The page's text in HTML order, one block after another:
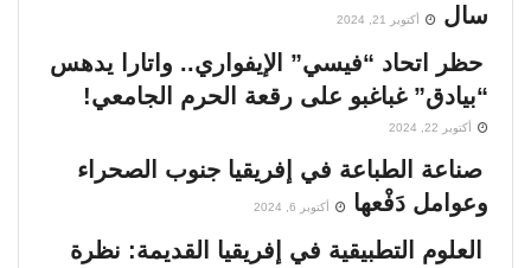
سال
أكتوبر 21, 2024
حظر اتحاد “فيسي” الإيفواري.. واتارا يدهس
“بيادق” غباغبو على رقعة الحرم الجامعي!
أكتوبر 22, 2024
صناعة الطباعة في إفريقيا جنوب الصحراء
وعوامل دَفْعها
أكتوبر 6, 2024
العلوم التطبيقية في إفريقيا القديمة: نظرة